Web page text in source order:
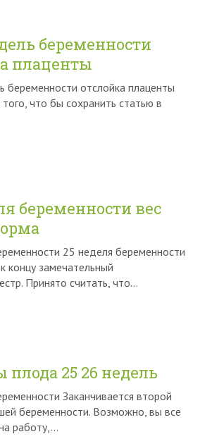
беременности
плаценты
беременности отслойка плаценты
что бы сохранить статью в
беременности вес
25 неделя беременности
концу замечательный
Принято считать, что…
плода 25 26 недель
Заканчивается второй
беременности. Возможно, вы все
работу,…